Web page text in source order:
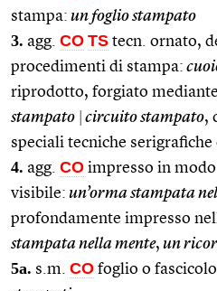
stampa: un foglio stampato
3. agg. CO TS tecn. ornato,
procedimenti di stampa:
riprodotto, forgiato
stampato
circuito stampato,
speciali tecniche
4. agg. CO impresso in
visibile: un’orma stampata
profondamente impresso
stampata nella mente, un
5a. s.m. CO foglio o